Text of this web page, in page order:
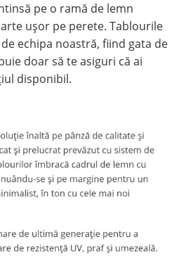
pe o ramă de lemn
ușor pe perete. Tablourile
echipa noastră, fiind gata de
doar să te asiguri că ai
disponibil.